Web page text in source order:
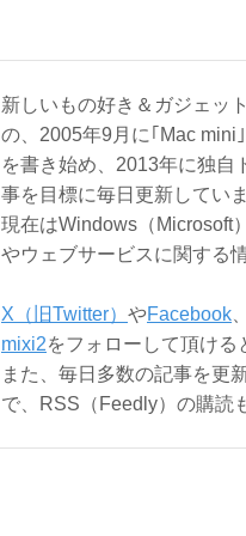
新しいもの好き＆ガジェッ
の、2005年9月に｢Mac mini
を書き始め、2013年に独自
事を目標に毎日更新していま
現在はWindows（Microsoft
やウェブサービスに関する
X（旧Twitter） やFacebook、
mixi2をフォローして頂ける
また、毎日多数の記事を更
で、RSS（Feedly）の購読